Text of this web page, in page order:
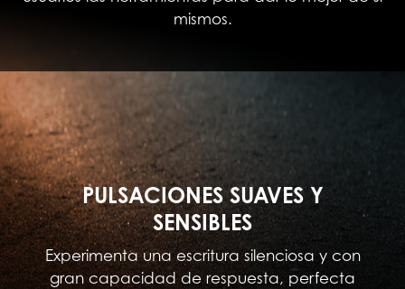
mismos.
PULSACIONES SUAVES Y
SENSIBLES
Experimenta una escritura silenciosa y con
gran capacidad de respuesta, perfecta